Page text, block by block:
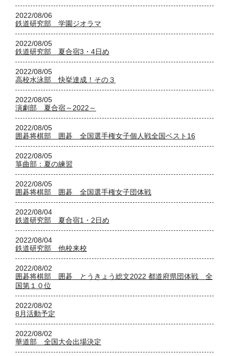
2022/08/06
鉄道研究部 学園ジオラマ
2022/08/05
鉄道研究部 夏合宿3・4日め
2022/08/05
高校水泳部 快挙達成！その３
2022/08/05
演劇部 夏合宿～2022～
2022/08/05
囲碁将棋部 囲碁 全国選手権女子個人戦全国ベスト16
2022/08/05
箏曲部：夏の練習
2022/08/05
囲碁将棋部 囲碁 全国選手権女子団体戦
2022/08/04
鉄道研究部 夏合宿1・2日め
2022/08/04
鉄道研究部 他校来校
2022/08/02
囲碁将棋部 囲碁 とうきょう総文2022 都道府県団体戦 全
国第１０位
2022/08/02
8月活動予定
2022/08/02
華道部 全国大会出場決定